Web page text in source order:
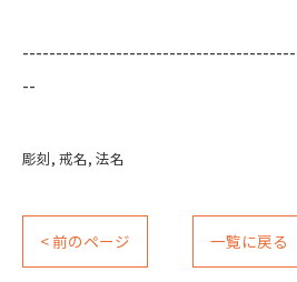
--
彫刻 戒名 法名
< 前のページ 一覧に戻る